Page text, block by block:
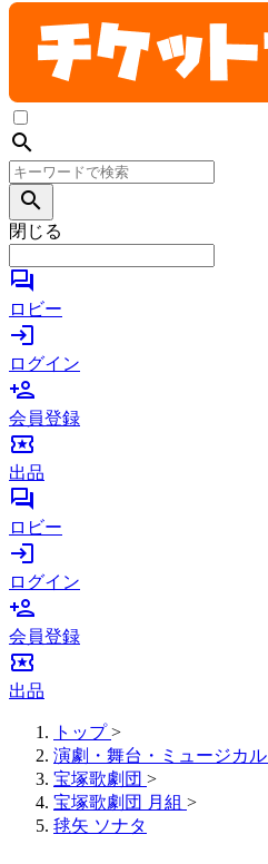
search
search
閉じる
forum
ロビー
login
ログイン
person_add
会員登録
local_activity
出品
forum
ロビー
login
ログイン
person_add
会員登録
local_activity
出品
トップ >
演劇・舞台・ミュージカル
宝塚歌劇団 >
宝塚歌劇団 月組 >
毬矢 ソナタ